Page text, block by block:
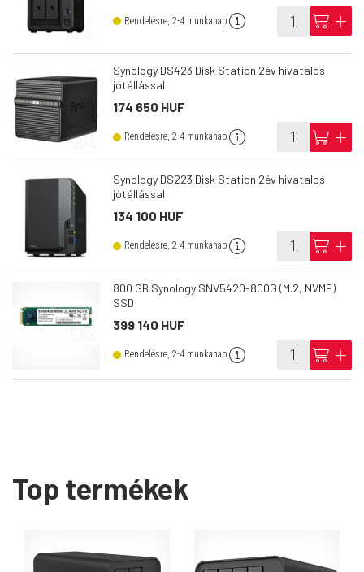
Rendelésre, 2-4 munkanap info cart add
Synology DS423 Disk Station 2év hivatalos
jótállással
174 650 HUF
Rendelésre, 2-4 munkanap info cart add
Synology DS223 Disk Station 2év hivatalos
jótállással
134 100 HUF
Rendelésre, 2-4 munkanap info cart add
800 GB Synology SNV5420-800G (M.2, NVME)
SSD
399 140 HUF
Rendelésre, 2-4 munkanap info cart add
Top termékek